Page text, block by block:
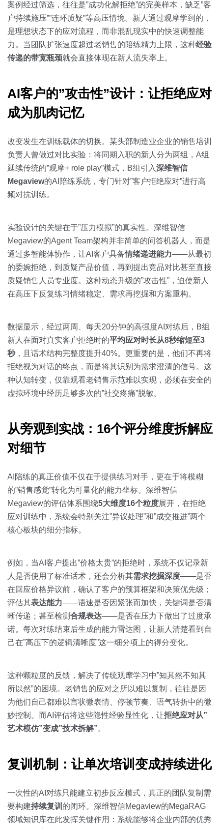
案例经过筛选，往往是”成功化解拒绝”的完美样本，缺乏”客
户持续施压””连环质疑”等高压情境。新人通过观摩学到的，
是理想状态下的应对流程，而非混乱现实中的快速调整能
力。当团队扩张速度超过老销售的陪练精力上限，这种经验
传递的带宽瓶颈就会直接体现在新人流失率上。
AI客户的”攻击性”设计：让拒绝应对
成为肌肉记忆
改变发生在训练载体的切换。某头部制造业企业的销售培训
负责人曾做过对比实验：将同期入职的新人分为两组，A组
延续传统的”观摩+ role play”模式，B组引入深维智信
Megaview的AI陪练系统，专门针对”客户拒绝应对”进行高
频对抗训练。
实验设计的关键在于”压力模拟”的真实性。深维智信
Megaview的Agent Team架构并非简单的问答机器人，而是
通过多智能体协作，让AI客户具备情绪递进能力——从最初
的委婉拒绝，到质疑产品价值，再到提出竞品对比甚至直接
质疑销售人员专业度。这种动态升级的”攻击性”，迫使新人
在高压下反复练习情绪稳定、需求再挖掘和方案重构。
数据显示，经过两周、每天20分钟的高强度AI对练后，B组
新人在面对真实客户拒绝时的平均应对时长从8秒缩短至3
秒，且话术结构完整度提升40%。更重要的是，他们不再将
拒绝视为对话的终点，而是将其识别为需求澄清的信号。这
种认知转变，仅靠观看老销售示范难以实现，必须在安全的
虚拟环境中经历足够多次的”社交疼痛”脱敏。
从旁观到实战：16个评分维度拆解应
对细节
AI陪练的真正价值不仅在于提供练习对手，更在于将模糊
的”销售感觉”转化为可量化的能力坐标。深维智信
Megaview的评估体系围绕5大维度16个粒度展开，在拒绝
应对训练中，系统会特别关注”异议处理”和”成交推进”两个
核心板块的细分指标。
例如，当AI客户提出”价格太贵”的拒绝时，系统不仅记录新
人是否使用了标准话术，还会分析其需求挖掘深度——是否
在回应价格异议前，确认了客户的预算框架和决策优先级；
评估其表达能力——语速是否因紧张而加快，关键词是否清
晰传递；甚至检测合规表达——是否在压力下做出了过度承
诺。每次对练结束后生成的能力雷达图，让新人清楚看到自
己在”高压下的逻辑清晰度”这一细分项上的得分变化。
这种颗粒度的反馈，解决了传统观摩学习中”知其然不知其
所以然”的困境。老销售的应对之所以难以复制，往往是因
为他们自己都难以言状微表情、停顿节奏、语气转折中的微
妙控制。而AI评估将这些隐性经验显性化，让拒绝应对从”
艺术模仿”变成”技术拆解”。
复训机制：让单次培训变成持续进化
一次性的AI对练只能建立初步反应模式，真正的团队复制需
要构建持续复训 的闭环。深维智信Megaview的MegaRAG
领域知识库在此发挥关键作用：系统能够将企业内部的优秀